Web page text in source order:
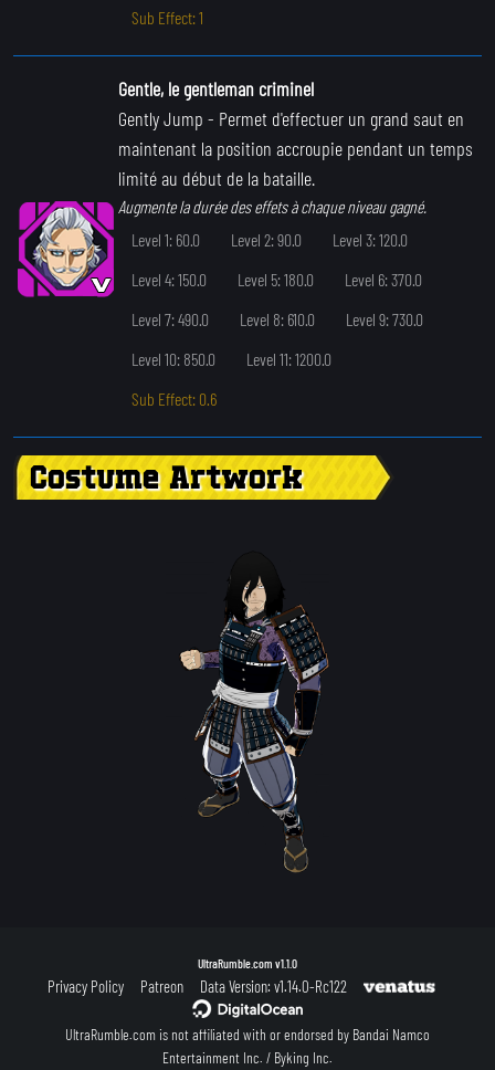
Sub Effect: 1
Gentle, le gentleman criminel
Gently Jump - Permet d'effectuer un grand saut en
maintenant la position accroupie pendant un temps
limité au début de la bataille.
Augmente la durée des effets à chaque niveau gagné.
Level 1: 60.0
Level 2: 90.0
Level 3: 120.0
Level 4: 150.0
Level 5: 180.0
Level 6: 370.0
Level 7: 490.0
Level 8: 610.0
Level 9: 730.0
Level 10: 850.0
Level 11: 1200.0
Sub Effect: 0.6
Costume Artwork
UltraRumble.com v1.1.0
Privacy Policy Patreon Data Version: v1.14.0-Rc122
UltraRumble.com is not affiliated with or endorsed by Bandai Namco
Entertainment Inc. / Byking Inc.